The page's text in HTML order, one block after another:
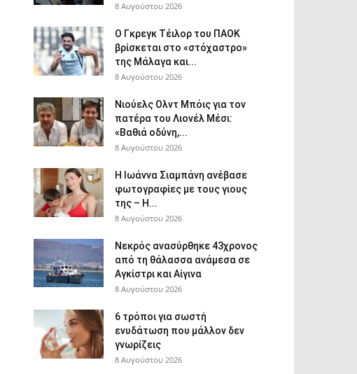
8 Αυγούστου 2026
Ο Γκρεγκ Τέιλορ του ΠΑΟΚ
βρίσκεται στο «στόχαστρο»
της Μάλαγα και...
8 Αυγούστου 2026
Νιούελς Ολντ Μπόις για τον
πατέρα του Λιονέλ Μέσι:
«Βαθιά οδύνη,...
8 Αυγούστου 2026
H Ιωάννα Σιαμπάνη ανέβασε
φωτογραφίες με τους γιους
της – Η...
8 Αυγούστου 2026
Νεκρός ανασύρθηκε 43χρονος
από τη θάλασσα ανάμεσα σε
Αγκίστρι και Αίγινα
8 Αυγούστου 2026
6 τρόποι για σωστή
ενυδάτωση που μάλλον δεν
γνωρίζεις
8 Αυγούστου 2026